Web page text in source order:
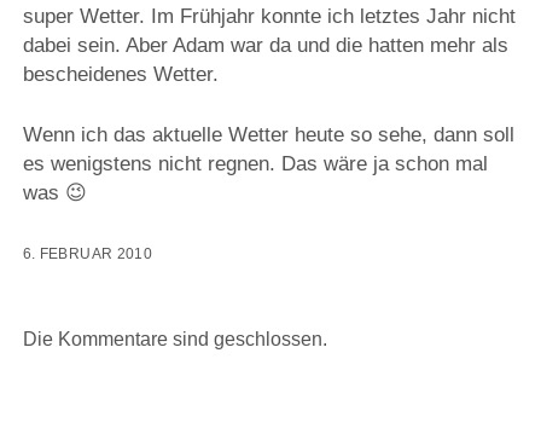
super Wetter. Im Frühjahr konnte ich letztes Jahr nicht
dabei sein. Aber Adam war da und die hatten mehr als
bescheidenes Wetter.
Wenn ich das aktuelle Wetter heute so sehe, dann soll
es wenigstens nicht regnen. Das wäre ja schon mal
was 😉
6. FEBRUAR 2010
Die Kommentare sind geschlossen.